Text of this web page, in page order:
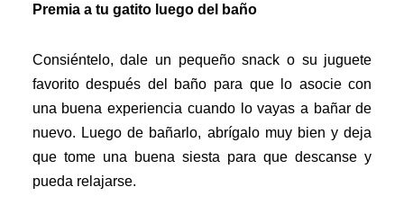
Premia a tu gatito luego del baño
Consiéntelo, dale un pequeño snack o su juguete
favorito después del baño para que lo asocie con
una buena experiencia cuando lo vayas a bañar de
nuevo. Luego de bañarlo, abrígalo muy bien y deja
que tome una buena siesta para que descanse y
pueda relajarse.